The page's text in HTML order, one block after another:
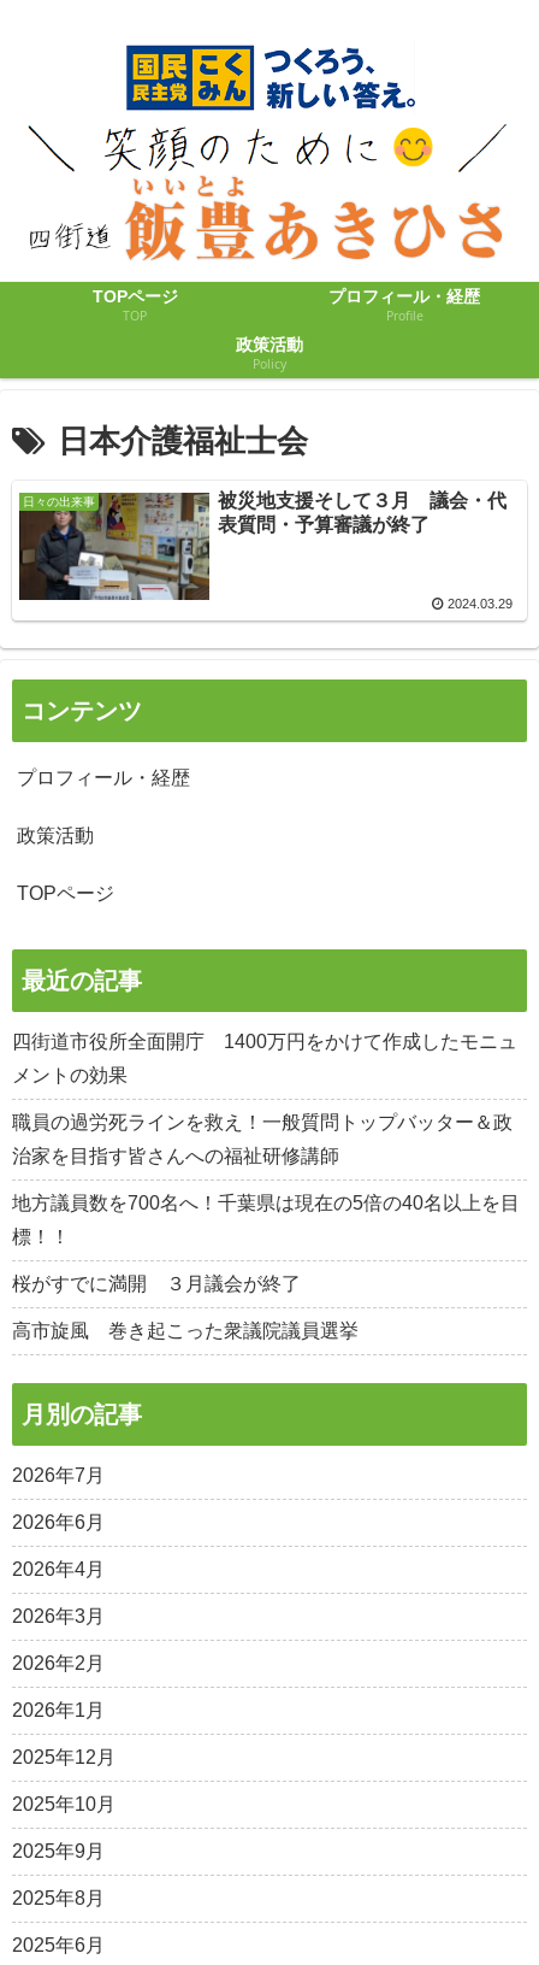
TOPページ
TOP
プロフィール・経歴
Profile
政策活動
Policy
日本介護福祉士会
日々の出来事
被災地支援そして３月 議会・代
表質問・予算審議が終了
2024.03.29
コンテンツ
プロフィール・経歴
政策活動
TOPページ
最近の記事
四街道市役所全面開庁 1400万円をかけて作成したモニュ
メントの効果
職員の過労死ラインを救え！一般質問トップバッター＆政
治家を目指す皆さんへの福祉研修講師
地方議員数を700名へ！千葉県は現在の5倍の40名以上を目
標！！
桜がすでに満開 ３月議会が終了
高市旋風 巻き起こった衆議院議員選挙
月別の記事
2026年7月
2026年6月
2026年4月
2026年3月
2026年2月
2026年1月
2025年12月
2025年10月
2025年9月
2025年8月
2025年6月